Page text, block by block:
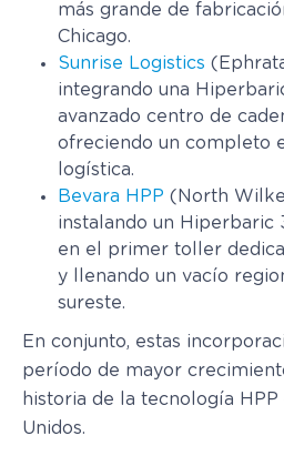
más grande de
Chicago.
Sunrise Logistics
integrando una
avanzado centro de
ofreciendo un completo
logística.
Bevara HPP (North
instalando un Hiperbaric
en el primer toller
y llenando un vacío
sureste.
En conjunto, estas
período de mayor
historia de la tecnología HPP
Unidos.